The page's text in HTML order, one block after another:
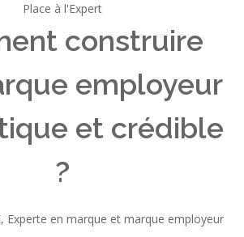
Place à l'Expert
construire
employeur
et crédible
?
Experte en marque et marque employeur